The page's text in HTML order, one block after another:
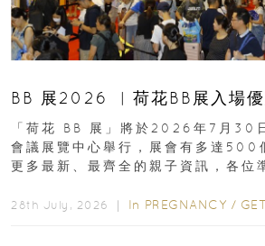
BB 展2026 ︳荷花BB展入場
「荷花 BB 展」將於2026年7月30
會議展覽中心舉行，展會有多達500
更多最新、最齊全的親子資訊，各位
28th July, 2026 ｜ In PREGNANCY /